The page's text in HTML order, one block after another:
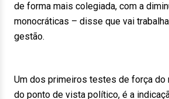
de forma mais colegiada, com a
monocráticas – disse que vai
gestão.
Um dos primeiros testes de força do
do ponto de vista político, é a